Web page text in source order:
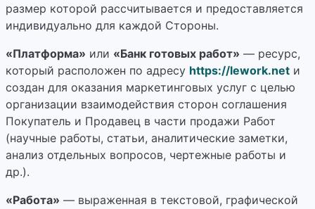
размер которой рассчитывается и предоставляется
индивидуально для каждой Стороны.
«Платформа» или «Банк готовых работ» — ресурс,
который расположен по адресу https://lework.net и
создан для оказания маркетинговых услуг с целью
организации взаимодействия сторон соглашения
Покупатель и Продавец в части продажи Работ
(научные работы, статьи, аналитические заметки,
анализ отдельных вопросов, чертежные работы и
др.).
«Работа» — выраженная в текстовой, графической